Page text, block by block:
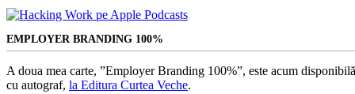
EMPLOYER BRANDING 100%
A doua mea carte, ”Employer Branding 100%”, este acum
cu autograf, la Editura Curtea Veche.